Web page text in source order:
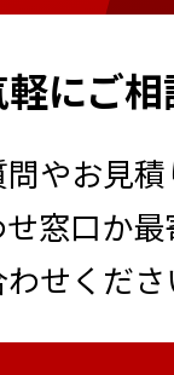
にご
やお見
窓口か
せくだ